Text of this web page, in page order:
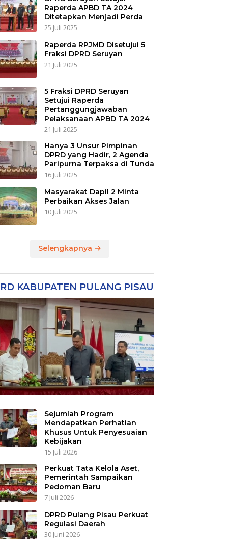
Raperda APBD TA 2024
Ditetapkan Menjadi Perda
25 Juli 2025
Raperda RPJMD Disetujui 5
Fraksi DPRD Seruyan
21 Juli 2025
5 Fraksi DPRD Seruyan
Setujui Raperda
Pertanggungjawaban
Pelaksanaan APBD TA 2024
21 Juli 2025
Hanya 3 Unsur Pimpinan
DPRD yang Hadir, 2 Agenda
Paripurna Terpaksa di Tunda
16 Juli 2025
Masyarakat Dapil 2 Minta
Perbaikan Akses Jalan
10 Juli 2025
Selengkapnya
KABUPATEN PULANG PISAU
Sejumlah Program
Mendapatkan Perhatian
Khusus Untuk Penyesuaian
Kebijakan
15 Juli 2026
Perkuat Tata Kelola Aset,
Pemerintah Sampaikan
Pedoman Baru
7 Juli 2026
DPRD Pulang Pisau Perkuat
Regulasi Daerah
30 Juni 2026